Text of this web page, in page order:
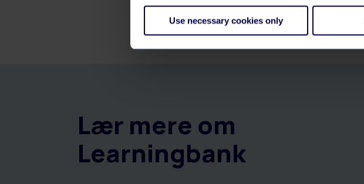
Use necessary cookies only
Lær mere om
Learningbank